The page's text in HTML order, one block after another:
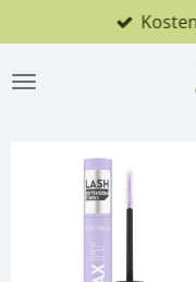
Hauptinhalt
springen